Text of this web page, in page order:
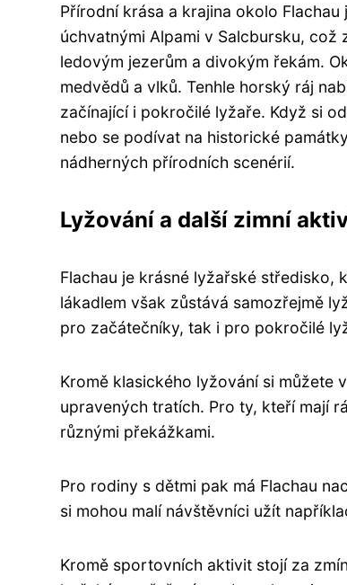
Přírodní krása a krajina okolo
úchvatnými Alpami v Salcbursku, což
ledovým jezerům a divokým řekám.
medvědů a vlků. Tenhle horský ráj
začínající i pokročilé lyžaře. Když si
nebo se podívat na historické
nádherných přírodních scenérií.
Lyžování a další zimní
Flachau je krásné lyžařské středisko,
lákadlem však zůstává samozřejmě
pro začátečníky, tak i pro pokročilé
Kromě klasického lyžování si můžete
upravených tratích. Pro ty, kteří mají
různými překážkami.
Pro rodiny s dětmi pak má Flachau
si mohou malí návštěvníci užít
Kromě sportovních aktivit stojí za